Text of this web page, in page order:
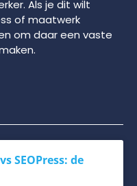
Als je dit wilt
of maatwerk
om daar een vaste
SEOPress: de